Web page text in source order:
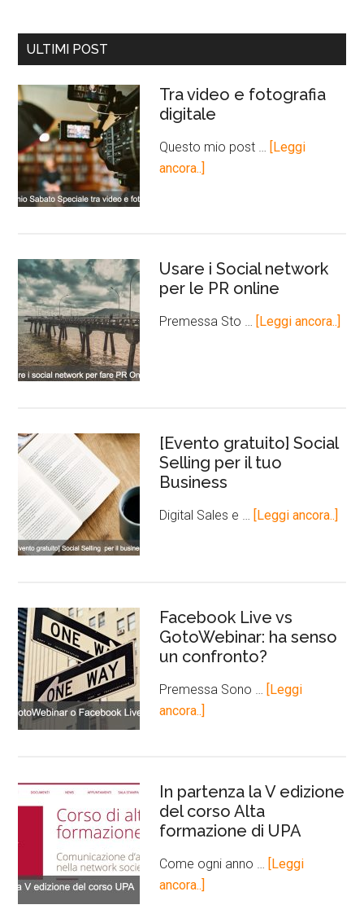
ULTIMI POST
Tra video e fotografia
digitale
Questo mio post …
[Leggi
ancora..]
Usare i Social network
per le PR online
Premessa Sto … [Leggi ancora..]
[Evento gratuito] Social
Selling per il tuo
Business
Digital Sales e … [Leggi ancora..]
Facebook Live vs
GotoWebinar: ha senso
un confronto?
Premessa Sono …
[Leggi
ancora..]
In partenza la V edizione
del corso Alta
formazione di UPA
Come ogni anno …
[Leggi
ancora..]